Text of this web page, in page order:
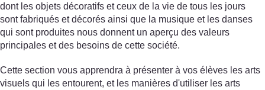
dont les objets décoratifs et ceux de la vie de tous les jours
sont fabriqués et décorés ainsi que la musique et les danses
qui sont produites nous donnent un aperçu des valeurs
principales et des besoins de cette société.
Cette section vous apprendra à présenter à vos élèves les arts
visuels qui les entourent, et les manières d'utiliser les arts